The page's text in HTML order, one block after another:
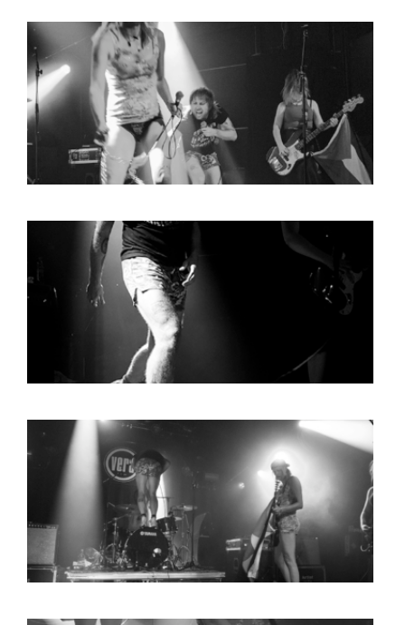
HOMEPROGRAMMA
ARTDIVISIONFOTO’SNIEUWS
INFO WEBSHOP MIJN TICKETS